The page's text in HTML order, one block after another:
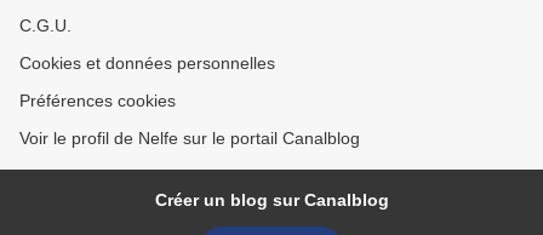
C.G.U.
Cookies et données personnelles
Préférences cookies
Voir le profil de Nelfe sur le portail Canalblog
Créer un blog sur Canalblog